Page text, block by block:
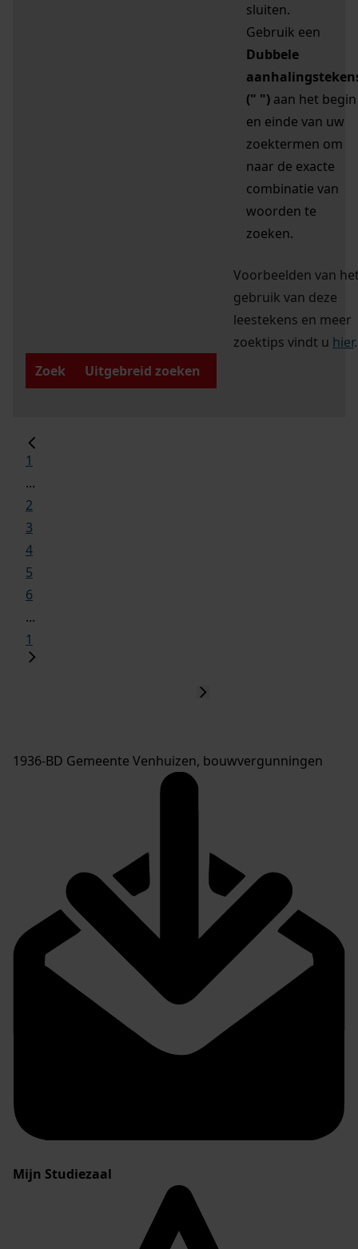
sluiten.
Gebruik een
Dubbele
(" ") aan het begin
en einde van uw
zoektermen om
naar de exacte
combinatie van
woorden te
zoeken.
Voorbeelden van
gebruik van deze
leestekens en meer
zoektips vindt u hier.
Zoek
Uitgebreid zoeken
1
...
2
3
4
5
6
...
1
1936-BD Gemeente Venhuizen, bouwvergunningen
Mijn Studiezaal